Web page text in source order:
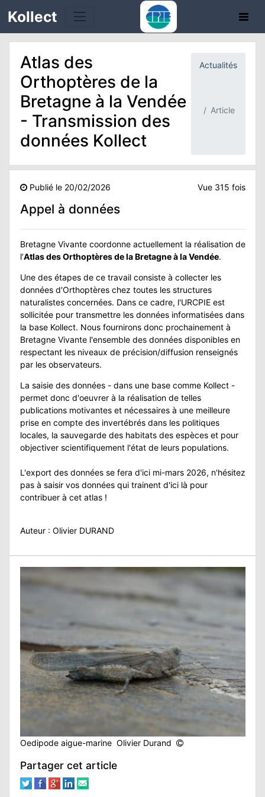
Kollect
Atlas des
Orthoptères de la
Bretagne à la Vendée
- Transmission des
données Kollect
Actualités
Article
Publié le 20/02/2026 Vue 315 fois
Appel à données
Bretagne Vivante coordonne actuellement la réalisation de
l’Atlas des Orthoptères de la Bretagne à la Vendée.
Une des étapes de ce travail consiste à collecter les
données d'Orthoptères chez toutes les structures
naturalistes concernées. Dans ce cadre, l'URCPIE est
sollicitée pour transmettre les données informatisées dans
la base Kollect. Nous fournirons donc prochainement à
Bretagne Vivante l'ensemble des données disponibles en
respectant les niveaux de précision/diffusion renseignés
par les observateurs.
La saisie des données - dans une base comme Kollect -
permet donc d'oeuvrer à la réalisation de telles
publications motivantes et nécessaires à une meilleure
prise en compte des invertébrés dans les politiques
locales, la sauvegarde des habitats des espèces et pour
objectiver scientifiquement l'état de leurs populations.
L'export des données se fera d'ici mi-mars 2026, n'hésitez
pas à saisir vos données qui trainent d'ici là pour
contribuer à cet atlas !
Auteur : Olivier DURAND
Oedipode aigue-marine Olivier Durand
Partager cet article